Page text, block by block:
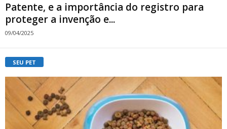
Patente, e a importância do registro para
proteger a invenção e...
09/04/2025
SEU PET